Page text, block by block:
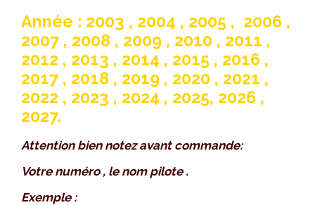
Année : 2003 , 2004 , 2005 , 2006 ,
2007 , 2008 , 2009 , 2010 , 2011 ,
2012 , 2013 , 2014 , 2015 , 2016 ,
2017 , 2018 , 2019 , 2020 , 2021 ,
2022 , 2023 , 2024 , 2025, 2026 ,
2027.
Attention bien notez avant commande:
Votre numéro , le nom pilote .
Exemple :